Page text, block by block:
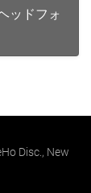
ッドフォ
Disc., New